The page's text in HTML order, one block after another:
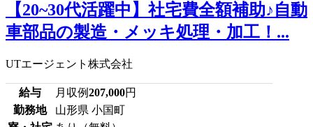
【20~30代活躍中】社宅費全額補助♪自動
車部品の製造・メッキ処理・加工！...
UTエージェント株式会社
給与 月収例207,000円
勤務地
山形県 小国町